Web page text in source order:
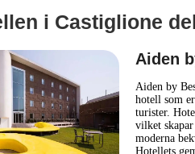
i Castiglione
Aiden
Aiden by
hotell som
turister.
vilket
moderna
Hotellets